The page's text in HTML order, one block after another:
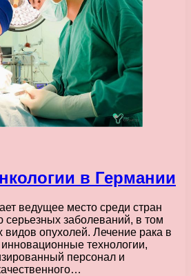
в Германии
ведущее место среди стран
серьезных заболеваний, в том
видов опухолей. Лечение рака в
технологии,
персонал и